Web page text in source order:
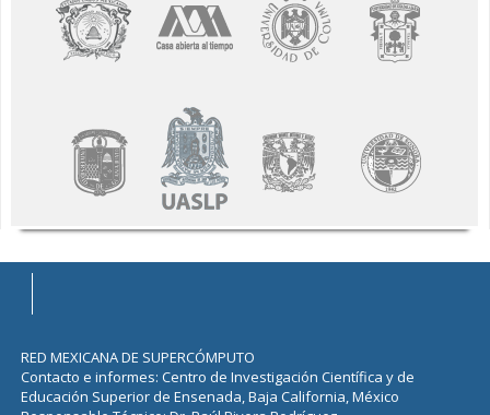
RED MEXICANA DE SUPERCÓMPUTO
Contacto e informes: Centro de Investigación Científica y de
Educación Superior de Ensenada, Baja California, México